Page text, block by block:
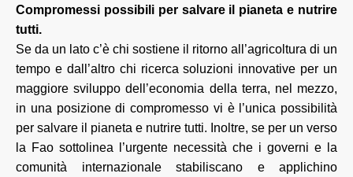
Compromessi possibili per salvare il pianeta e nutrire
tutti.
Se da un lato c’è chi sostiene il ritorno all’agricoltura di un
tempo e dall’altro chi ricerca soluzioni innovative per un
maggiore sviluppo dell’economia della terra, nel mezzo,
in una posizione di compromesso vi è l’unica possibilità
per salvare il pianeta e nutrire tutti. Inoltre, se per un verso
la Fao sottolinea l’urgente necessità che i governi e la
comunità internazionale stabiliscano e applichino